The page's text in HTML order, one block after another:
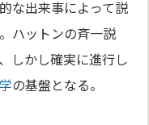
な出来事によって説
ハットンの斉一説
しかし確実に進行し
の基盤となる。